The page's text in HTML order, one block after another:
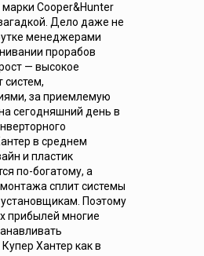
Cooper&Hunter
Дело даже не
менеджерами
прорабов
— высокое
систем,
за приемлемую
сегодняшний день в
в среднем
и пластик
по-богатому, а
сплит системы
Поэтому
прибылей многие
Хантер как в